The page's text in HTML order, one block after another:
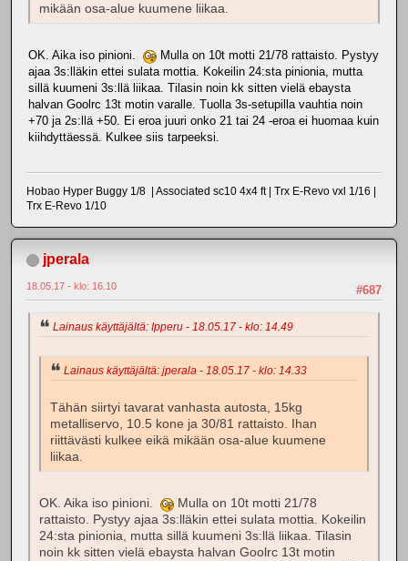
mikään osa-alue kuumene liikaa.
OK. Aika iso pinioni.
Mulla on 10t motti 21/78 rattaisto. Pystyy
ajaa 3s:lläkin ettei sulata mottia. Kokeilin 24:sta pinionia, mutta
sillä kuumeni 3s:llä liikaa. Tilasin noin kk sitten vielä ebaysta
halvan Goolrc 13t motin varalle. Tuolla 3s-setupilla vauhtia noin
+70 ja 2s:llä +50. Ei eroa juuri onko 21 tai 24 -eroa ei huomaa kuin
kiihdyttäessä. Kulkee siis tarpeeksi.
Hobao Hyper Buggy 1/8 | Associated sc10 4x4 ft | Trx E-Revo vxl 1/16 |
Trx E-Revo 1/10
jperala
#687
18.05.17 - klo: 16.10
Lainaus käyttäjältä: Ipperu - 18.05.17 - klo: 14.49
Lainaus käyttäjältä: jperala - 18.05.17 - klo: 14.33
Tähän siirtyi tavarat vanhasta autosta, 15kg
metalliservo, 10.5 kone ja 30/81 rattaisto. Ihan
riittävästi kulkee eikä mikään osa-alue kuumene
liikaa.
OK. Aika iso pinioni.
Mulla on 10t motti 21/78
rattaisto. Pystyy ajaa 3s:lläkin ettei sulata mottia. Kokeilin
24:sta pinionia, mutta sillä kuumeni 3s:llä liikaa. Tilasin
noin kk sitten vielä ebaysta halvan Goolrc 13t motin